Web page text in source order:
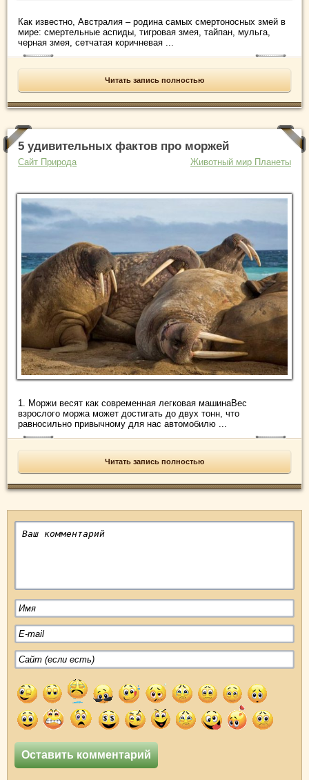
Как известно, Австралия – родина самых смертоносных змей в
мире: смертельные аспиды, тигровая змея, тайпан, мульга,
черная змея, сетчатая коричневая ...
Читать запись полностью
5 удивительных фактов про моржей
Сайт Природа Животный мир Планеты
1. Моржи весят как современная легковая машинаВес
взрослого моржа может достигать до двух тонн, что
равносильно привычному для нас автомобилю ...
Читать запись полностью